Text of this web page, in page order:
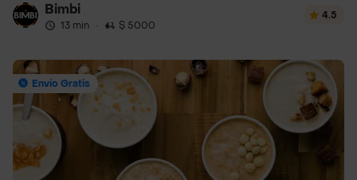
Bimbi
13 min · $ 5000
4.5
Envío Gratis